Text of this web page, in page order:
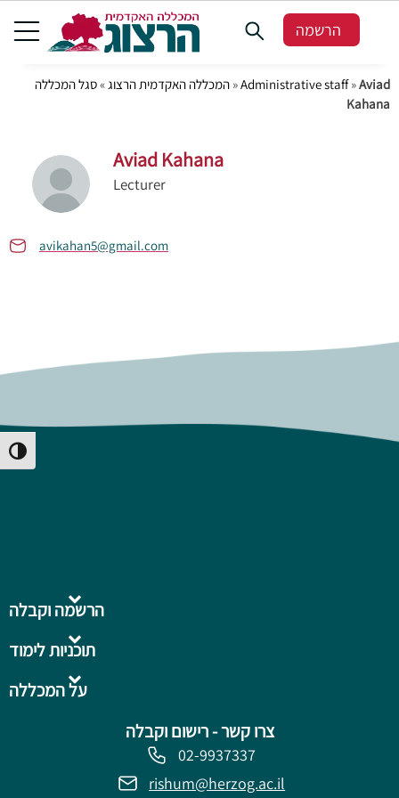
Toggle High Contrast
הרשמה
המכללה האקדמית הרצוג »סגל המכללה »Administrative staff»Aviad
Kahana
Aviad Kahana
Lecturer
avikahan5@gmail.com
צרו קשר - רישום וקבלה
02-9937337
rishum@herzog.ac.il
על המכללה
תוכניות לימוד
הרשמה וקבלה